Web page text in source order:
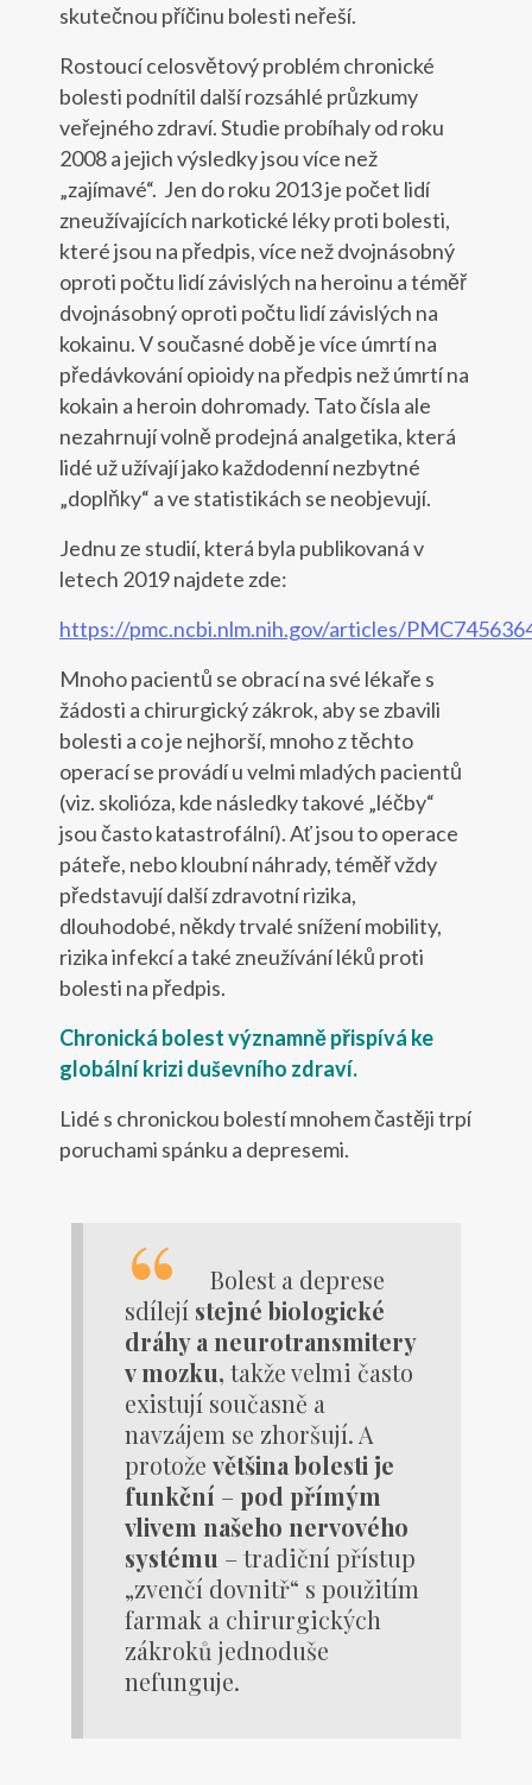
skutečnou příčinu bolesti neřeší.
Rostoucí celosvětový problém chronické
bolesti podnítil další rozsáhlé průzkumy
veřejného zdraví. Studie probíhaly od roku
2008 a jejich výsledky jsou více než
„zajímavé“. Jen do roku 2013 je počet lidí
zneužívajících narkotické léky proti bolesti,
které jsou na předpis, více než dvojnásobný
oproti počtu lidí závislých na heroinu a téměř
dvojnásobný oproti počtu lidí závislých na
kokainu. V současné době je více úmrtí na
předávkování opioidy na předpis než úmrtí na
kokain a heroin dohromady. Tato čísla ale
nezahrnují volně prodejná analgetika, která
lidé už užívají jako každodenní nezbytné
„doplňky“ a ve statistikách se neobjevují.
Jednu ze studií, která byla publikovaná v
letech 2019 najdete zde:
https://pmc.ncbi.nlm.nih.gov/articles/
Mnoho pacientů se obrací na své lékaře s
žádosti a chirurgický zákrok, aby se zbavili
bolesti a co je nejhorší, mnoho z těchto
operací se provádí u velmi mladých pacientů
(viz. skolióza, kde následky takové „léčby“
jsou často katastrofální). Ať jsou to operace
páteře, nebo kloubní náhrady, téměř vždy
představují další zdravotní rizika,
dlouhodobé, někdy trvalé snížení mobility,
rizika infekcí a také zneužívání léků proti
bolesti na předpis.
Chronická bolest významně přispívá ke
globální krizi duševního zdraví.
Lidé s chronickou bolestí mnohem častěji trpí
poruchami spánku a depresemi.
Bolest a deprese
sdílejí stejné biologické
dráhy a neurotransmitery
v mozku, takže velmi často
existují současně a
navzájem se zhoršují. A
protože většina bolesti je
funkční – pod přímým
vlivem našeho nervového
systému – tradiční přístup
„zvenčí dovnitř“ s použitím
farmak a chirurgických
zákroků jednoduše
nefunguje.